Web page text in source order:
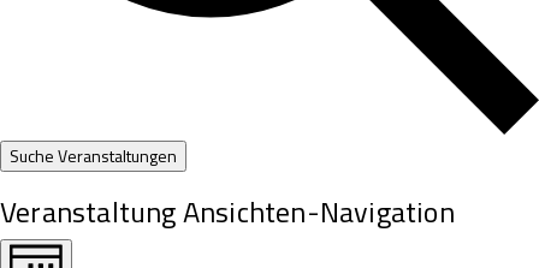
Suche Veranstaltungen
Veranstaltung Ansichten-Navigation